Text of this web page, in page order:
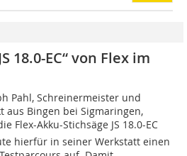
18.0-EC“ von Flex im
Pahl, Schreinermeister und
aus Bingen bei Sigmaringen,
Flex-Akku-Stichsäge JS 18.0-EC
hierfür in seiner Werkstatt einen